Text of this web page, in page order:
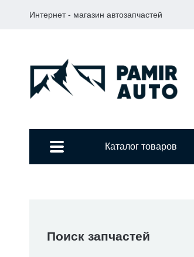
Интернет - магазин автозапчастей
Каталог товаров
Поиск запчастей